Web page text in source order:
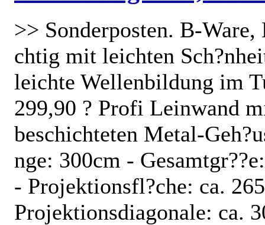
>> Sonderposten. B-
chtig mit leichten
leichte Wellenbildung im
299,90 ? Profi Leinwand
beschichteten Metal-
nge: 300cm -
- Projektionsfl?che: ca.
Projektionsdiagonale: ca.